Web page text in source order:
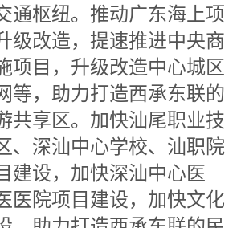
通枢纽。推动广东海上项
级改造，提速推进中央商
项目，升级改造中心城区
等，助力打造西承东联的
共享区。加快汕尾职业技
、深汕中心学校、汕职院
建设，加快深汕中心医
医院项目建设，加快文化